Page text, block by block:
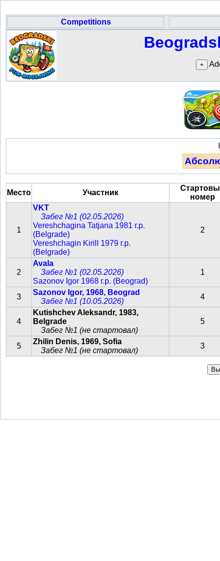
Competitions
Место Участник
номер
1
VKT
Забег №1 (02.05.2026)
Vereshchagina Tatjana 1981 г.р.
(Belgrade)
Vereshchagin Kirill 1979 г.р.
(Belgrade)
2
2
Avala
Забег №1 (02.05.2026)
Sazonov Igor 1968 г.р. (Beograd)
1
3
Sazonov Igor, 1968, Beograd
Забег №1 (10.05.2026)
4
4
Kutishchev Aleksandr, 1983,
Belgrade
Забег №1 (не стартовал)
5
5
Zhilin Denis, 1969, Sofia
Забег №1 (не стартовал)
3